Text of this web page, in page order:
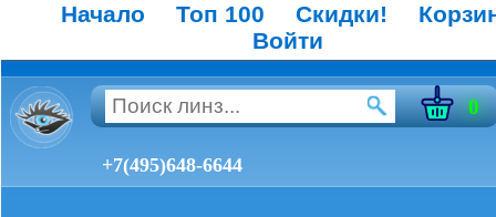
Начало Топ 100 Скидки!
Войти
0
+7(495)648-6644